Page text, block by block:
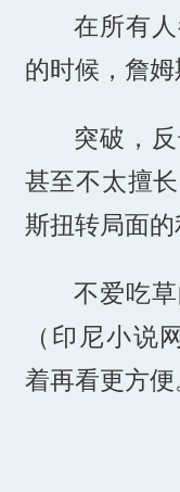
在所有
的时候，詹姆
突破，
甚至不太擅
斯扭转局面的
不爱吃
（印尼小说
着再看更方便